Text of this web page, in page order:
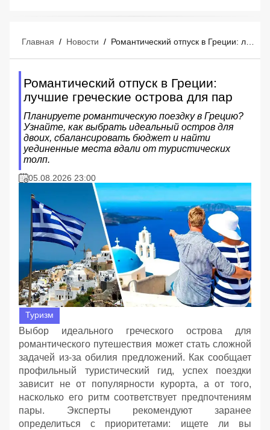
Главная / Новости / Романтический отпуск в Греции: лучшие греческие острова для пар
Романтический отпуск в Греции:
лучшие греческие острова для пар
Планируете романтическую поездку в Грецию?
Узнайте, как выбрать идеальный остров для
двоих, сбалансировать бюджет и найти
уединенные места вдали от туристических
толп.
05.08.2026 23:00
Туризм
Выбор идеального греческого острова для
романтического путешествия может стать сложной
задачей из-за обилия предложений. Как сообщает
профильный туристический гид, успех поездки
зависит не от популярности курорта, а от того,
насколько его ритм соответствует предпочтениям
пары. Эксперты рекомендуют заранее
определиться с приоритетами: ищете ли вы